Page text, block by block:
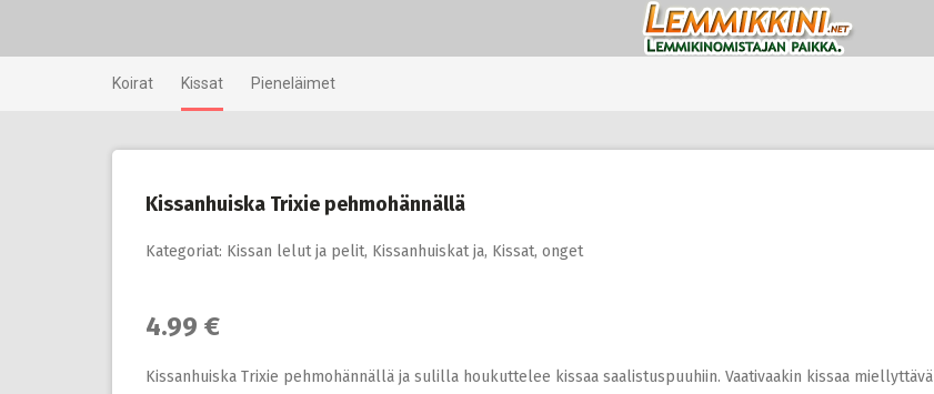
Koirat Kissat Pieneläimet
Kissanhuiska Trixie pehmohännällä
Kategoriat: Kissan lelut ja pelit, Kissanhuiskat ja, Kissat, onget
4.99 €
Kissanhuiska Trixie pehmohännällä ja sulilla houkuttelee kissaa saalistuspuuhiin. Vaativaakin kissaa miellyttävä